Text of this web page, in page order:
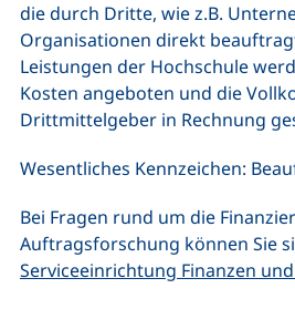
die durch Dritte, wie z.B.
Organisationen direkt
Leistungen der Hochschule
Kosten angeboten und die
Drittmittelgeber in Rechnung
Wesentliches Kennzeichen:
Bei Fragen rund um die
Auftragsforschung können Sie
Serviceeinrichtung Finanzen